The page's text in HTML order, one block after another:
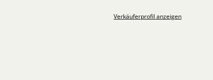
Verkäuferprofil anzeigen